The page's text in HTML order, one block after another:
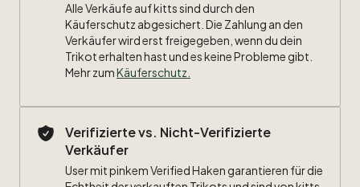
Alle Verkäufe auf kitts sind durch den
Käuferschutz abgesichert. Die Zahlung an den
Verkäufer wird erst freigegeben, wenn du dein
Trikot erhalten hast und es keine Probleme gibt.
Mehr zumKäuferschutz
Verifizierte vs. Nicht-Verifizierte
Verkäufer
User mit pinkem Verified Haken garantieren für die